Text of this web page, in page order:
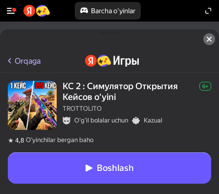
Barcha o'yinlar
Orqaga
КС 2 : Симулятор Открытия
Кейсов oʻyini
6+
TROTTOLITO
Oʻgʻil bolalar uchun
Kazual
4,8 Oʻyinchilar bergan baho
Boshlash